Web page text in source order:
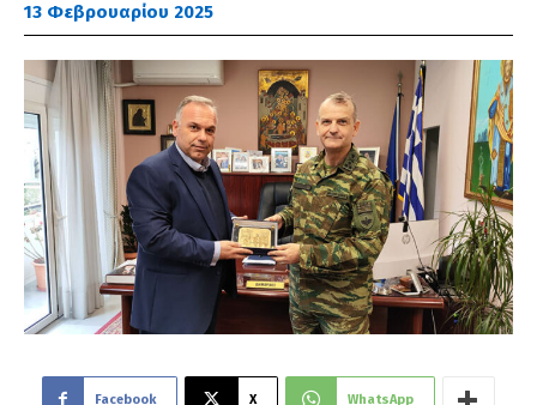
13 Φεβρουαρίου 2025
Facebook X WhatsApp